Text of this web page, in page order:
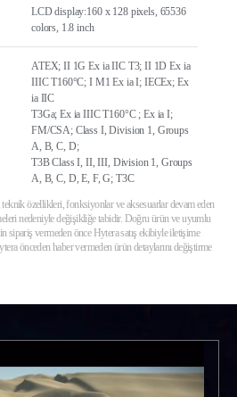
LCD display:160 x 128 pixels, 65536
colors, 1.8 inch
ATEX; II 1G Ex ia IIC T3; II 1D Ex ia
IIIC T160°C; I M1 Ex ia I; IECEx; Ex
ia IIC
T3Ga; Ex ia IIIC T160°C ; Ex ia I;
FM/CSA; Class I, Division 1, Groups
A, B, C, D;
T3B Class I, II, III, Division 1, Groups
A, B, C, D, E, F, G; T3C
özellikleri, fonksiyonlar ve aksesuarlar devam eden
nedeniyle değişikliğe tabidir. Doğru ürün ve uyumlu
sipariş vermeden önce Hytera satış ekibiyle iletişime
önceden haber vermeden ürün detaylarını değiştirme